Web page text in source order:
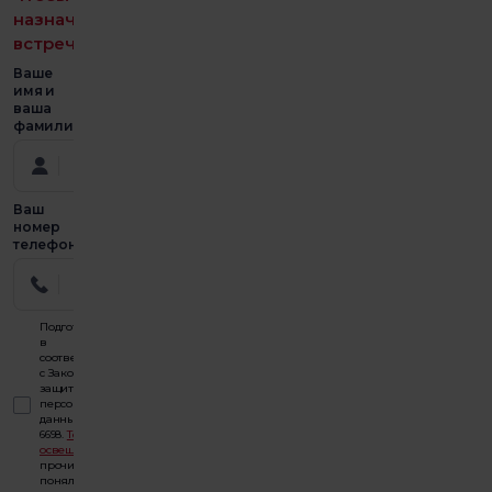
назначить
встречу
Ваше
имя и
ваша
фамилия
Ваш
номер
телефона
Подготовлено
в
соответствии
с Законом о
защите
персональных
данных №
6698. Текст
освещения
прочитал и
понял 39.